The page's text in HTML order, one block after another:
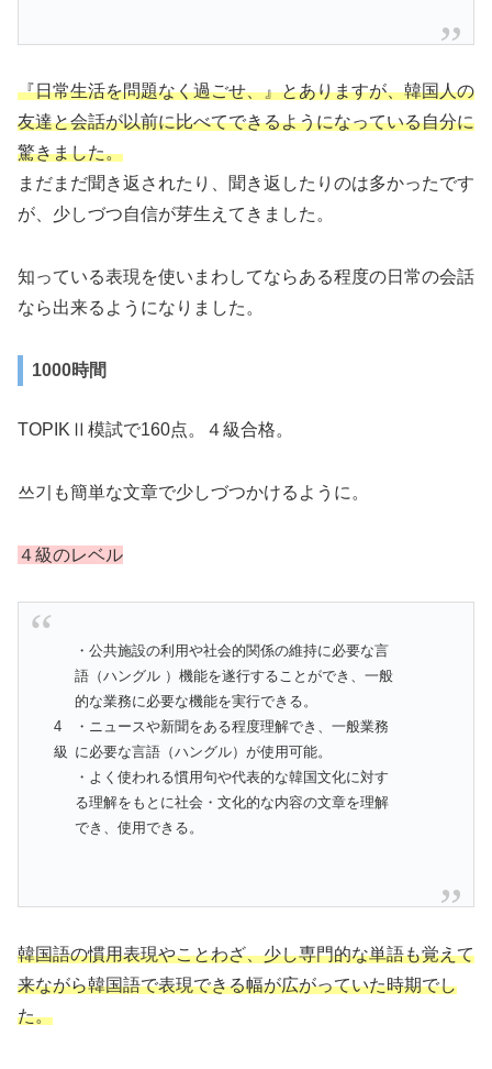
『日常生活を問題なく過ごせ、』とありますが、韓国人の
友達と会話が以前に比べてできるようになっている自分に
驚きました。
まだまだ聞き返されたり、聞き返したりのは多かったです
が、少しづつ自信が芽生えてきました。
知っている表現を使いまわしてならある程度の日常の会話
なら出来るようになりました。
1000時間
TOPIKⅡ模試で160点。４級合格。
쓰기も簡単な文章で少しづつかけるように。
４級のレベル
4
級
・公共施設の利用や社会的関係の維持に必要な言
語（ハングル ）機能を遂行することができ、一般
的な業務に必要な機能を実行できる。
・ニュースや新聞をある程度理解でき、一般業務
に必要な言語（ハングル）が使用可能。
・よく使われる慣用句や代表的な韓国文化に対す
る理解をもとに社会・文化的な内容の文章を理解
でき、使用できる。
韓国語の慣用表現やことわざ、少し専門的な単語も覚えて
来ながら韓国語で表現できる幅が広がっていた時期でし
た。